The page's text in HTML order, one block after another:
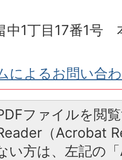
中1丁目17番1号
によるお問い合
ファイルを閲
（Acrobat
い方は、左記の